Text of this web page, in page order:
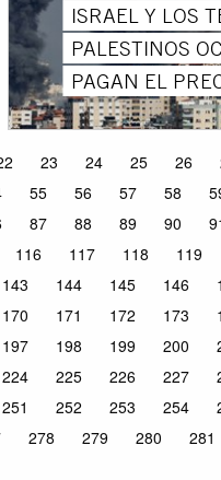
ISRAEL Y LOS
PALESTINOS
PAGAN EL
23 24 25 26
55 56 57 58
87 88 89 90
116 117 118 119
143 144 145 146
170 171 172 173
197 198 199 200
224 225 226 227
251 252 253 254
278 279 280 281